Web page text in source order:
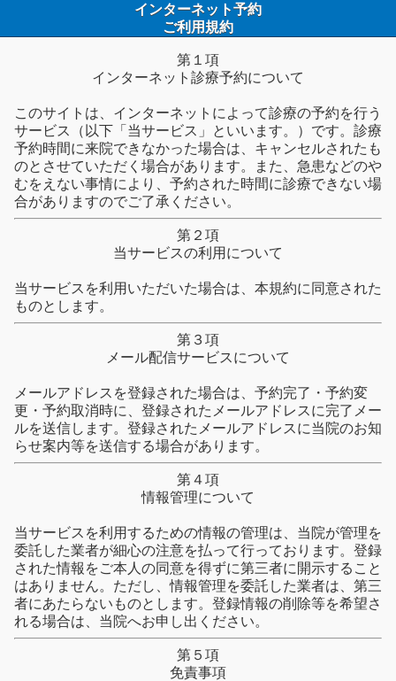
インターネット予約
ご利用規約
第１項
インターネット診療予約について
このサイトは、インターネットによって診療の予約を行う
サービス（以下「当サービス」といいます。）です。診療
予約時間に来院できなかった場合は、キャンセルされたも
のとさせていただく場合があります。また、急患などのや
むをえない事情により、予約された時間に診療できない場
合がありますのでご了承ください。
第２項
当サービスの利用について
当サービスを利用いただいた場合は、本規約に同意された
ものとします。
第３項
メール配信サービスについて
メールアドレスを登録された場合は、予約完了・予約変
更・予約取消時に、登録されたメールアドレスに完了メー
ルを送信します。登録されたメールアドレスに当院のお知
らせ案内等を送信する場合があります。
第４項
情報管理について
当サービスを利用するための情報の管理は、当院が管理を
委託した業者が細心の注意を払って行っております。登録
された情報をご本人の同意を得ずに第三者に開示すること
はありません。ただし、情報管理を委託した業者は、第三
者にあたらないものとします。登録情報の削除等を希望さ
れる場合は、当院へお申し出ください。
第５項
免責事項